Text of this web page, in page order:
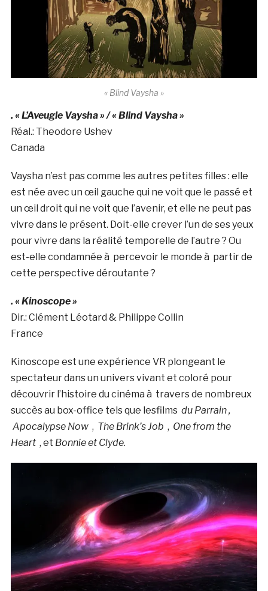
« Blind Vaysha »
. « L’Aveugle Vaysha » / « Blind Vaysha »
Réal.: Theodore Ushev
Canada
Vaysha n’est pas comme les autres petites filles : elle
est née avec un œil gauche qui ne voit que le passé et
un œil droit qui ne voit que l’avenir, et elle ne peut pas
vivre dans le présent. Doit-elle crever l’un de ses yeux
pour vivre dans la réalité temporelle de l’autre ? Ou
est-elle condamnée à percevoir le monde à partir de
cette perspective déroutante ?
. « Kinoscope »
Dir.: Clément Léotard & Philippe Collin
France
Kinoscope est une expérience VR plongeant le
spectateur dans un univers vivant et coloré pour
découvrir l’histoire du cinéma à travers de nombreux
succès au box-office tels que lesfilmsdu Parrain ,
Apocalypse Now, The Brink’s Job , One from the
Heart, et Bonnie et Clyde.